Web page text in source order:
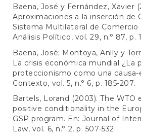
Baena, José y Fernández, Xavier
Aproximaciones a la inserción de
Sistema Multilateral de Comercio
Análisis Político, vol. 29, n.° 87, p.
Baena, José; Montoya, Anlly y
La crisis económica mundial ¿La
proteccionismo como una
Contexto, vol. 5, n.° 6, p. 185-207.
Bartels, Lorand (2003). The WTO
positive conditionality in the
GSP program. En: Journal of
Law, vol. 6, n.° 2, p. 507-532.